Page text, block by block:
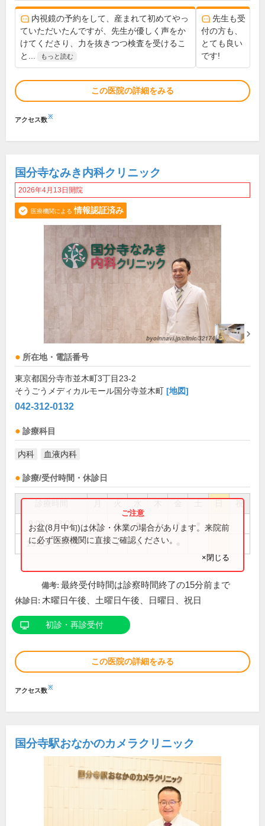
内視鏡の予約をして、産まれて初めてやっ
ていただいたんですが、先生が優しく声をか
けてくださり、力を抜きつつ検査を受けるこ
と...
もっと読む
先生も受
付の方も、
とても良い
です!
この医院の詳細をみる
アクセス数※
国分寺なみき内科クリニック
2026年4月13日開院
医療機関による 情報認証済み
所在地・電話番号
東京都国分寺市並木町3丁目23-2
そうごうメディカルモール国分寺並木町 [地図]
042-312-0132
診療科目
内科 血液内科
診療/受付時間・休診日
祝
9:00～13:00 ● ● ● ● ●
15:00～19:00 ● ● ●
お盆(8月中旬)は休診・休業の場合があります。来院前
に必ず医療機関に直接ご確認ください。
×閉じる
備考: 最終受付時間は診察時間終了の15分前まで
休診日: 木曜日午後、土曜日午後、日曜日、祝日
初診・再診受付
この医院の詳細をみる
アクセス数※
国分寺駅おなかのカメラクリニック